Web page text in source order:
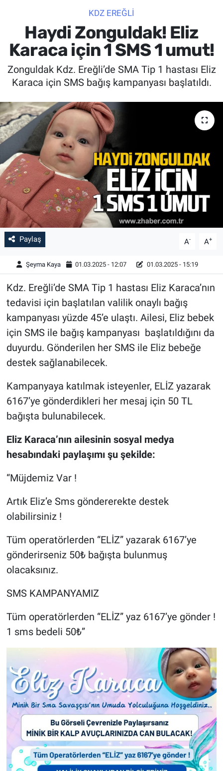
KDZ EREĞLİ
Haydi Zonguldak! Eliz
Karaca için 1 SMS 1 umut!
Zonguldak Kdz. Ereğli’de SMA Tip 1 hastası Eliz
Karaca için SMS bağış kampanyası başlatıldı.
Paylaş A- A+
Şeyma Kaya 01.03.2025 - 12:07 01.03.2025 - 15:19
Kdz. Ereğli’de SMA Tip 1 hastası Eliz Karaca’nın
tedavisi için başlatılan valilik onaylı bağış
kampanyası yüzde 45’e ulaştı. Ailesi, Eliz bebek
için SMS ile bağış kampanyası başlatıldığını da
duyurdu. Gönderilen her SMS ile Eliz bebeğe
destek sağlanabilecek.
Kampanyaya katılmak isteyenler, ELİZ yazarak
6167’ye gönderdikleri her mesaj için 50 TL
bağışta bulunabilecek.
Eliz Karaca’nın ailesinin sosyal medya
hesabındaki paylaşımı şu şekilde:
“Müjdemiz Var !
Artık Eliz’e Sms göndererekte destek
olabilirsiniz !
Tüm operatörlerden “ELİZ” yazarak 6167’ye
gönderirseniz 50₺ bağışta bulunmuş
olacaksınız.
SMS KAMPANYAMIZ
Tüm operatörlerden “ELİZ” yaz 6167’ye gönder !
1 sms bedeli 50₺”
SPOR
SAĞLIK